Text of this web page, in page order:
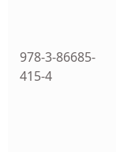
978-3-86685-
415-4